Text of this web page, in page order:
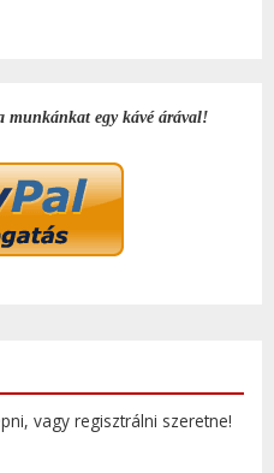
munkánkat egy kávé árával!
vagy regisztrálni szeretne!